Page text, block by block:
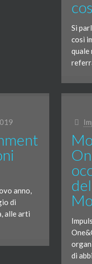
Si
così
quale
anno,
di
alle arti
di